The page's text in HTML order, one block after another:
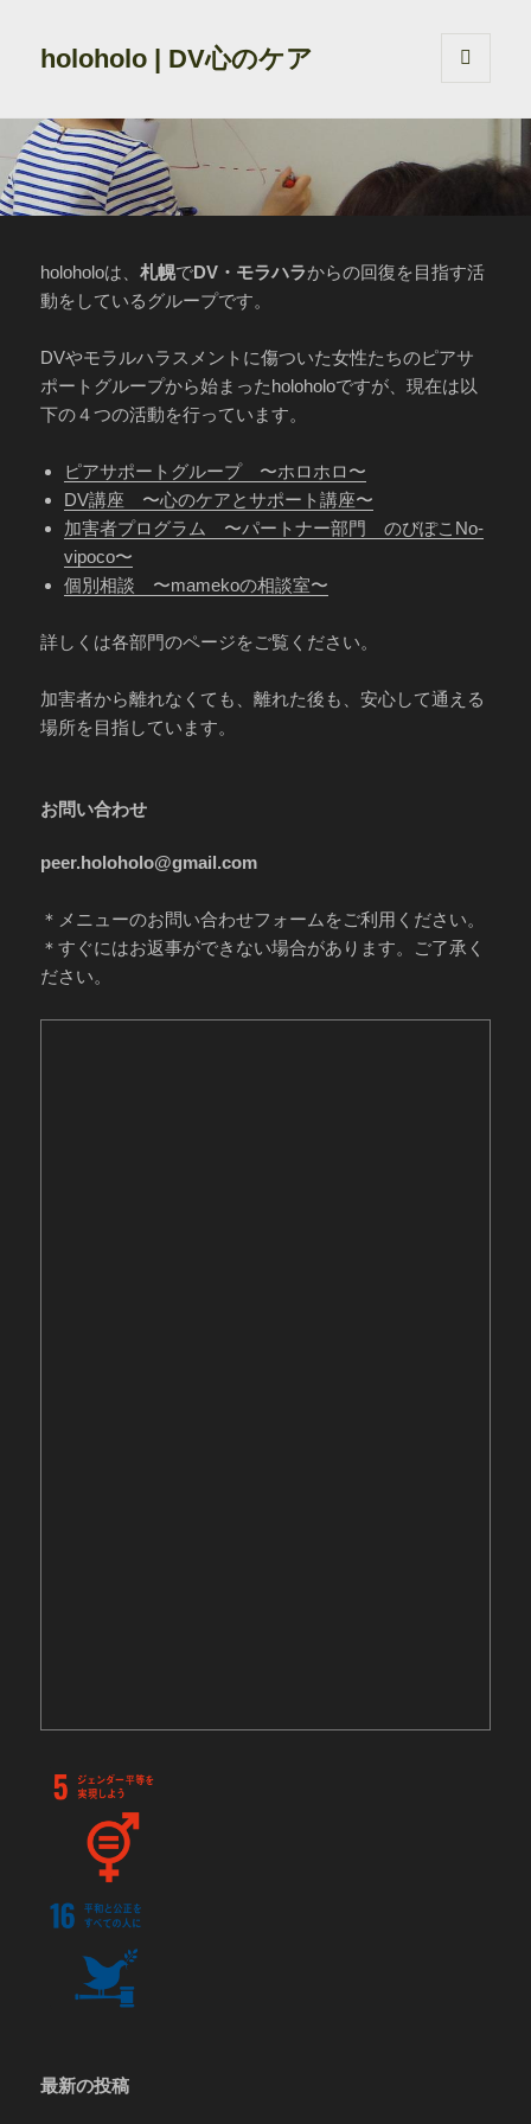
holoholo | DV心のケア
ーとウ
ット
holoholoは、札幌でDV・モラハラからの回復を目指す活
動をしているグループです。
DVやモラルハラスメントに傷ついた女性たちのピアサ
ポートグループから始まったholoholoですが、現在は以
下の４つの活動を行っています。
ピアサポートグループ 〜ホロホロ〜
DV講座 〜心のケアとサポート講座〜
加害者プログラム 〜パートナー部門 のびぽこNo-
vipoco〜
個別相談 〜mamekoの相談室〜
詳しくは各部門のページをご覧ください。
加害者から離れなくても、離れた後も、安心して通える
場所を目指しています。
お問い合わせ
peer.holoholo@gmail.com
＊メニューのお問い合わせフォームをご利用ください。
＊すぐにはお返事ができない場合があります。ご了承く
ださい。
最新の投稿